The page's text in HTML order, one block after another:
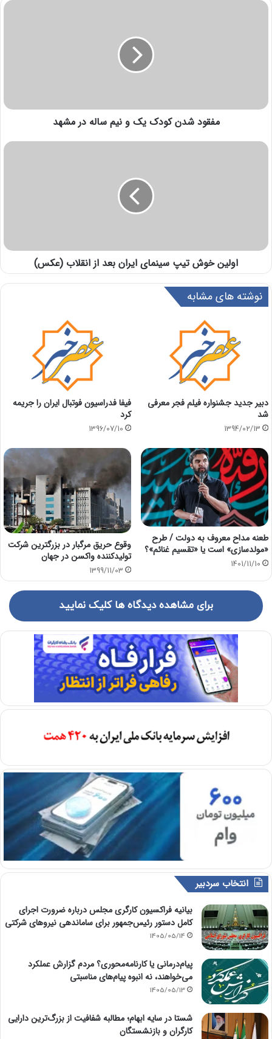
مفقود شدن کودک یک و نیم ساله در مشهد
اولین خوش تیپ سینمای ایران بعد از انقلاب (عکس)
نوشته های مشابه
دبیر جدید جشنواره فیلم فجر معرفی
شد
1394/02/13
فیفا فدراسیون فوتبال ایران را جریمه
کرد
1396/07/10
طعنه مداح معروف به دولت / طرح
«مولدسازی» است یا «تقسیم غنائم»؟
1401/11/10
وقوع حریق مرگبار در بزرگترین شرکت
تولیدکننده واکسن در جهان
1399/11/03
برای مشاهده دیدگاه ها کلیک نمایید
انتخاب سردبیر
بیانیه فراکسیون کارگری مجلس درباره ضرورت اجرای
کامل دستور رئیس‌جمهور برای ساماندهی نیروهای شرکتی
1405/05/14
پیام‌درمانی یا کارنامه‌محوری؟ مردم گزارش عملکرد
می‌خواهند، نه انبوه پیام‌های مناسبتی
1405/05/13
شستا در سایه ابهام؛ مطالبه شفافیت از بزرگ‌ترین دارایی
کارگران و بازنشستگان